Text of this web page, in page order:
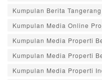
Kumpulan Berita Tangerang
Kumpulan Media Online
Kumpulan Media Properti
Kumpulan Media Properti
Kumpulan Media Properti